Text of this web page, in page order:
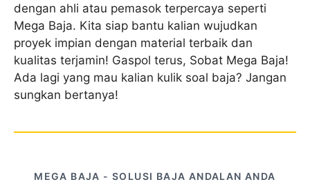
dengan ahli atau pemasok terpercaya seperti
Mega Baja. Kita siap bantu kalian wujudkan
proyek impian dengan material terbaik dan
kualitas terjamin! Gaspol terus, Sobat Mega Baja!
Ada lagi yang mau kalian kulik soal baja? Jangan
sungkan bertanya!
MEGA BAJA - SOLUSI BAJA ANDALAN ANDA